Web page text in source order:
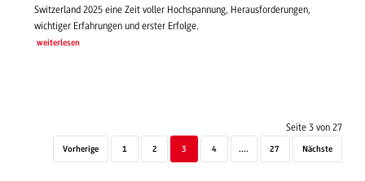
Switzerland 2025 eine Zeit voller Hochspannung, Herausforderungen,
wichtiger Erfahrungen und erster Erfolge.
weiterlesen
Seite 3 von 27
Vorherige 1 2 3 4 .... 27 Nächste